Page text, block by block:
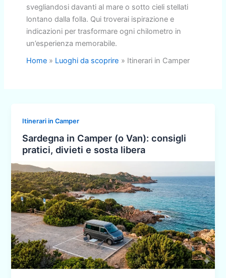
svegliandosi davanti al mare o sotto cieli stellati
lontano dalla folla. Qui troverai ispirazione e
indicazioni per trasformare ogni chilometro in
un’esperienza memorabile.
Home
Luoghi da scoprire Itinerari in Camper
Itinerari in Camper
Sardegna in Camper (o Van): consigli
pratici, divieti e sosta libera